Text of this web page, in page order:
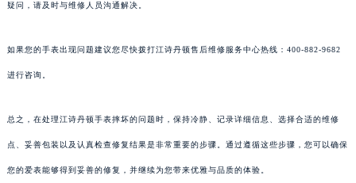
疑问，请及时与维修人员沟通解决。
如果您的手表出现问题建议您尽快拨打江诗丹顿售后维修服务中心热线：400-882-9682
进行咨询。
总之，在处理江诗丹顿手表摔坏的问题时，保持冷静、记录详细信息、选择合适的维修
点、妥善包装以及认真检查修复结果是非常重要的步骤。通过遵循这些步骤，您可以确保
您的爱表能够得到妥善的修复，并继续为您带来优雅与品质的体验。